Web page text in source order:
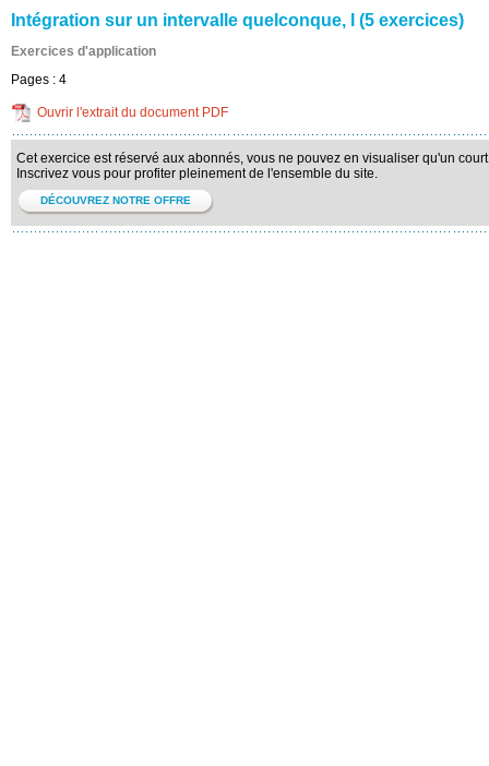
Intégration sur un intervalle quelconque, I (5 exercices)
Exercices d'application
Pages : 4
Ouvrir l'extrait du document PDF
Cet exercice est réservé aux abonnés, vous ne pouvez en visualiser qu'un
Inscrivez vous pour profiter pleinement de l'ensemble du site.
DÉCOUVREZ NOTRE OFFRE